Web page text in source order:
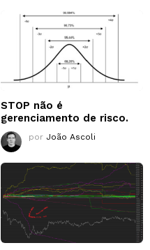
STOP não é
gerenciamento de risco.
por João Ascoli